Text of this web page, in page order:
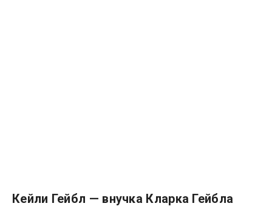
Кейли Гейбл — внучка Кларка Гейбла